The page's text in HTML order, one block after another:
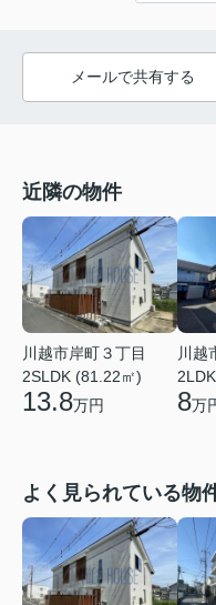
メールで共有する
近隣の物件
川越市岸町３丁目
2SLDK (81.22㎡)
13.8万円
川越
8万
よく見られている物